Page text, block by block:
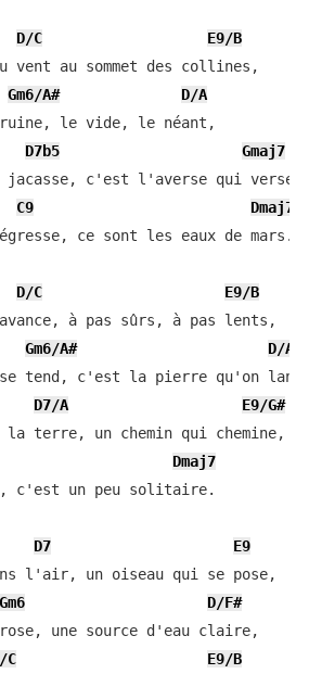
D/C
E9/B
au sommet des collines,
Gm6/A#
D/A
le vide, le néant,
D7b5
Gmaj7
c'est l'averse qui verse
C9
Dmaj7
ce sont les eaux de mars.
D/C
E9/B
à pas sûrs, à pas lents,
Gm6/A#
D/A
tend, c'est la pierre qu'on
D7/A
E9/G#
terre, un chemin qui chemine,
Dmaj7
c'est un peu solitaire.
D7
E9
l'air, un oiseau qui se pose,
Gm6
D/F#
une source d'eau claire,
C
E9/B